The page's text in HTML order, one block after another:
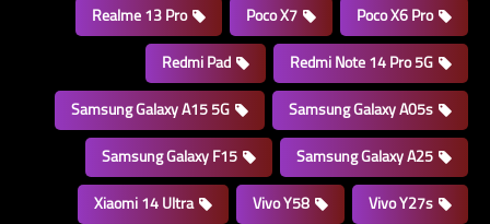
Poco X6 Pro
Poco X7
Realme 13 Pro
Redmi Note 14 Pro 5G
Redmi Pad
Samsung Galaxy A05s
Samsung Galaxy A15 5G
Samsung Galaxy A25
Samsung Galaxy F15
Vivo Y27s
Vivo Y58
Xiaomi 14 Ultra